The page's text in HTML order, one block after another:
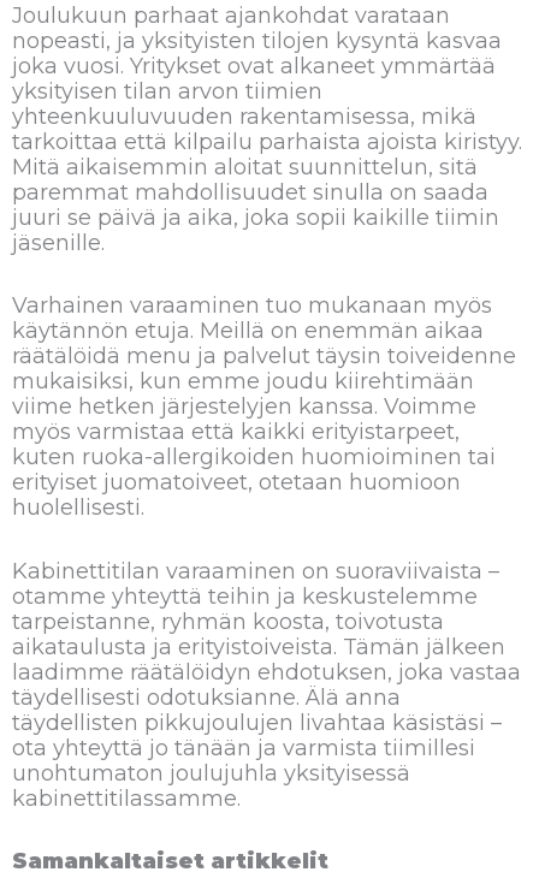
Joulukuun parhaat ajankohdat varataan
nopeasti, ja yksityisten tilojen kysyntä kasvaa
joka vuosi. Yritykset ovat alkaneet ymmärtää
yksityisen tilan arvon tiimien
yhteenkuuluvuuden rakentamisessa, mikä
tarkoittaa että kilpailu parhaista ajoista kiristyy.
Mitä aikaisemmin aloitat suunnittelun, sitä
paremmat mahdollisuudet sinulla on saada
juuri se päivä ja aika, joka sopii kaikille tiimin
jäsenille.
Varhainen varaaminen tuo mukanaan myös
käytännön etuja. Meillä on enemmän aikaa
räätälöidä menu ja palvelut täysin toiveidenne
mukaisiksi, kun emme joudu kiirehtimään
viime hetken järjestelyjen kanssa. Voimme
myös varmistaa että kaikki erityistarpeet,
kuten ruoka-allergikoiden huomioiminen tai
erityiset juomatoiveet, otetaan huomioon
huolellisesti.
Kabinettitilan varaaminen on suoraviivaista –
otamme yhteyttä teihin ja keskustelemme
tarpeistanne, ryhmän koosta, toivotusta
aikataulusta ja erityistoiveista. Tämän jälkeen
laadimme räätälöidyn ehdotuksen, joka vastaa
täydellisesti odotuksianne. Älä anna
täydellisten pikkujoulujen livahtaa käsistäsi –
ota yhteyttä jo tänään ja varmista tiimillesi
unohtumaton joulujuhla yksityisessä
kabinettitilassamme.
Samankaltaiset artikkelit